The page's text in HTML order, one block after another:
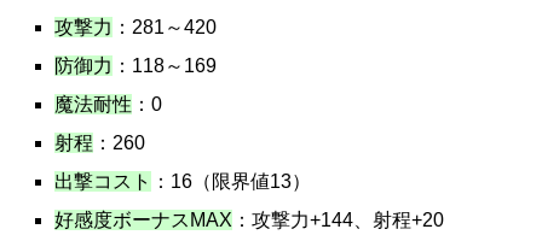
攻撃力 ：281～420
防御力 ：118～169
魔法耐性 ：0
射程 ：260
出撃コスト
：16（限界値13）
好感度ボーナスMAX ：攻撃力+144、射程+20